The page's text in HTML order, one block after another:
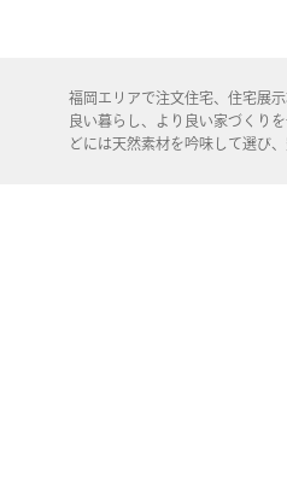
福岡エリアで注文住宅、住宅展
良い暮らし、より良い家づくり
どには天然素材を吟味して選び